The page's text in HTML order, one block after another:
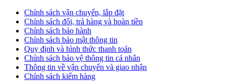
Chính sách vận chuyển, lắp đặt
Chính sách đổi, trả hàng và hoàn tiền
Chính sách bảo hành
Chính sách bảo mật thông tin
Quy định và hình thức thanh toán
Chính sách bảo vệ thông tin cá nhân
Thông tin về vận chuyển và giao nhận
Chính sách kiểm hàng